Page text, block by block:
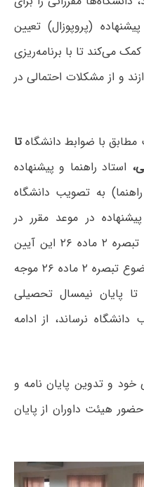
(پروپوزال) تعیین
می‌کند تا با برنامه‌ریزی
و از مشکلات احتمالی در
با ضوابط دانشگاهتا
استاد راهنما و پیشنهاده
به تصویب دانشگاه
در موعد مقرر در
دانشگاه، دانشجو مشمول امتیازات تبصره ۲ ماده ۲۶ این آیین
نامه نمی‌شود و سنوات دانشجو موضوع تبصره ۲ ماده ۲۶ موجه
پایان نیمسال تحصیلی
نرساند، از ادامه
خود و تدوین پایان نامه و
هیئت داوران از پایان